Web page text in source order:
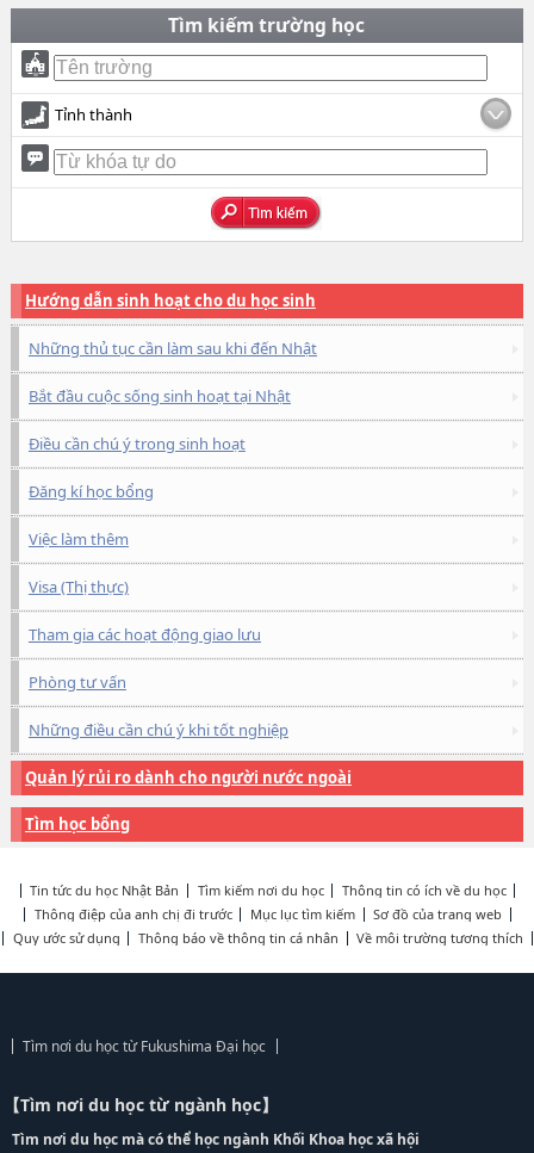
Tìm kiếm trường học
Tỉnh thành
Hướng dẫn sinh hoạt cho du học sinh
Những thủ tục cần làm sau khi đến Nhật
Bắt đầu cuộc sống sinh hoạt tại Nhật
Điều cần chú ý trong sinh hoạt
Đăng kí học bổng
Việc làm thêm
Visa (Thị thực)
Tham gia các hoạt động giao lưu
Phòng tư vấn
Những điều cần chú ý khi tốt nghiệp
Quản lý rủi ro dành cho người nước ngoài
Tìm học bổng
Tin tức du học Nhật Bản Tìm kiếm nơi du học
Thông tin có ích về du học
Thông điệp của anh chị đi trước
Mục lục tìm kiếm
Sơ đồ của trang web
Quy ước sử dụng
Thông báo về thông tin cá nhân Về môi trường tương thích
Tìm nơi du học từ Fukushima Đại học
【Tìm nơi du học từ ngành học】
Tìm nơi du học mà có thể học ngành Khối Khoa học xã hội